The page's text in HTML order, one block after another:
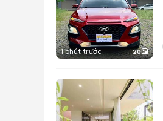
1 phút trước 20